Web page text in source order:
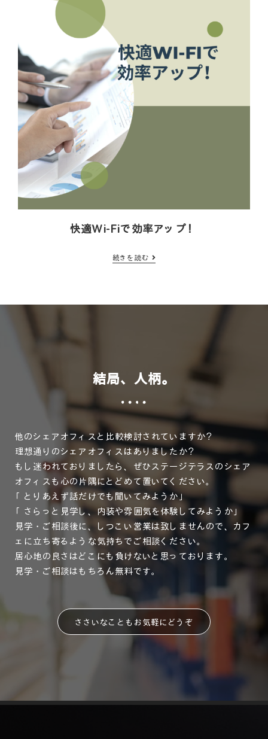
快適Wi-Fiで効率アップ！
続きを読む
結局、人柄。
他のシェアオフィスと比較検討されていますか？
理想通りのシェアオフィスはありましたか？
もし迷われておりましたら、ぜひステージテラスのシェア
オフィスも心の片隅にとどめて置いてください。
「とりあえず話だけでも聞いてみようか」
「さらっと見学し、内装や雰囲気を体験してみようか」
見学・ご相談後に、しつこい営業は致しませんので、カフ
ェに立ち寄るような気持ちでご相談ください。
居心地の良さはどこにも負けないと思っております。
見学・ご相談はもちろん無料です。
ささいなこともお気軽にどうぞ